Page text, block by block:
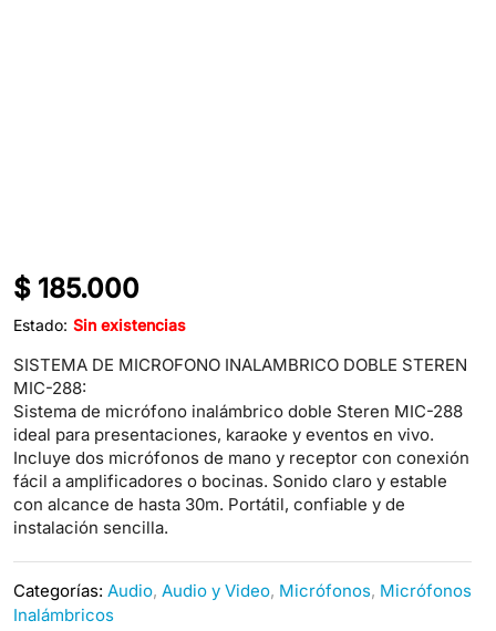
$ 185.000
Estado: Sin existencias
SISTEMA DE MICROFONO INALAMBRICO DOBLE STEREN
MIC-288:
Sistema de micrófono inalámbrico doble Steren MIC-288
ideal para presentaciones, karaoke y eventos en vivo.
Incluye dos micrófonos de mano y receptor con conexión
fácil a amplificadores o bocinas. Sonido claro y estable
con alcance de hasta 30m. Portátil, confiable y de
instalación sencilla.
Categorías: Audio, Audio y Video, Micrófonos, Micrófonos
Inalámbricos